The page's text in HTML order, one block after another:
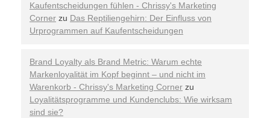
Kaufentscheidungen fühlen - Chrissy's Marketing
Corner zu Das Reptiliengehirn: Der Einfluss von
Urprogrammen auf Kaufentscheidungen
Brand Loyalty als Brand Metric: Warum echte
Markenloyalität im Kopf beginnt – und nicht im
Warenkorb - Chrissy's Marketing Corner zu
Loyalitätsprogramme und Kundenclubs: Wie wirksam
sind sie?